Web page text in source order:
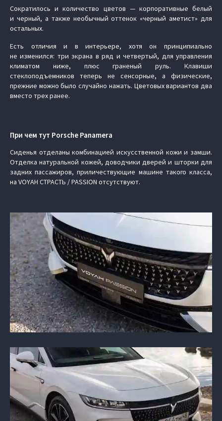
Сократилось и количество цветов — корпоративные белый
и черный, а также необычный оттенок «черный аметист» для
остальных.
Есть отличия и в интерьере, хотя он принципиально
не изменился: три экрана в ряд и четвертый, для управления
климатом ниже, плюс граненый руль. Клавиши
стеклоподъемников теперь не сенсорные, а физические,
прежние можно было случайно нажать. Цветовых вариантов два
вместо трех ранее.
При чем тут Porsche Panamera
Сиденья отделаны комбинацией искусственной кожи и замши.
Отделка натуральной кожей, доводчики дверей и шторки для
задних пассажиров, приличествующие машине такого класса,
на VOYAH СТРАСТЬ / PASSION отсутствуют.